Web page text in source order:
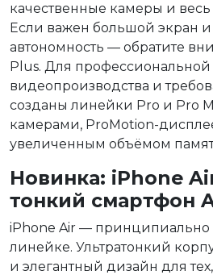
качественные камеры и
Если важен большой экран
автономность — обратите
Plus. Для
видеопроизводства и
созданы линейки Pro и Pro
камерами, ProMotion-
увеличенным объёмом
Новинка: iPhone
тонкий смартфон
iPhone Air — принципиально
линейке. Ультратонкий
и элегантный дизайн для